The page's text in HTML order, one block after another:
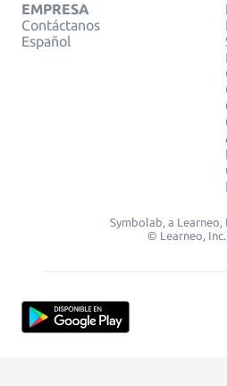
EMPRESA
Contáctanos
Español
Symbolab, a Learneo,
© Learneo,